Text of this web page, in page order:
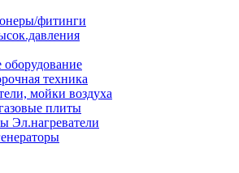
фитинги
оборудование
техника
мойки воздуха
плиты
Эл.нагреватели